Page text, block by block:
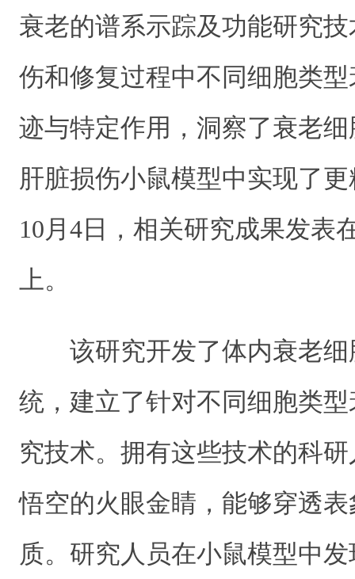
衰老的谱系示踪及功能研究
伤和修复过程中不同细胞类
迹与特定作用，洞察了衰老
肝脏损伤小鼠模型中实现了
10月4日，相关研究成果发表
上。
该研究开发了体内衰老
统，建立了针对不同细胞类
究技术。拥有这些技术的科
悟空的火眼金睛，能够穿透
质。研究人员在小鼠模型中